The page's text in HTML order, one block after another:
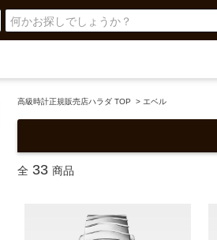
高級時計正規販売店ハラダ TOP > エベル
全 33 商品